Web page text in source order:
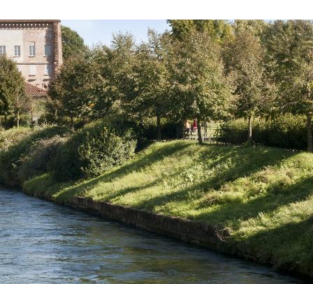
Hier grüßt gleich der motorisierte Verkehr auf dem
Radweg, der im Uhrzeigersinn entlang des
Schilfdickichts in Angriff genommen wird.
Von Zeit zu Zeitdurchfährt man kleine
Uferwäldchen und kommt schließlich zum
alten Fischerdorf Cazzago Brabbia, wo sich die
Eishäuser befanden, Steingebäude mit
konischen Dächern, die ab dem 19. Jahrhundert zur
Konservierung von Fisch mittels Eisplatten aus dem
See dienten. In Biandronno kann man auf die Isolino
Virginia übersetzen, ein grünes Inselchen im
Zentrum der Wasserfläche, das auch Sitz der
ältesten Pfahlbausiedlung der Alpenregion und des
Museo Preistorico e Parco Archeologico ist, das